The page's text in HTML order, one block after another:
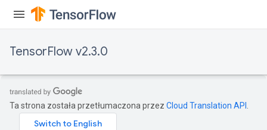
TensorFlow v2.3.0
Ta strona została przetłumaczona przez Cloud Translation API